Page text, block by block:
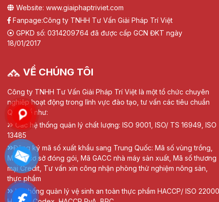
Website: www.giaiphaptriviet.com
Fanpage:Công ty TNHH Tư Vấn Giải Pháp Trí Việt
GPKD số: 0314209764 đã được cấp GCN ĐKT ngày
18/01/2017
VỀ CHÚNG TÔI
Công ty TNHH Tư Vấn Giải Pháp Trí Việt là một tổ chức chuyên
nghiệp hoạt động trong lĩnh vực đào tạo, tư vấn các tiêu chuẩn
Quốc tế như:
Các hệ thống quản lý chất lượng: ISO 9001, ISO/ TS 16949, ISO
13485
Đăng ký mã số xuất khẩu sang Trung Quốc: Mã số vùng trồng,
Mã số cơ sở đóng gói, Mã GACC nhà máy sản xuất, Mã số thương
mại Credit, Tư vấn xin công nhận phòng thử nghiệm nông sản,
thực phẩm
Hệ thống quản lý vệ sinh an toàn thực phẩm HACCP/ ISO